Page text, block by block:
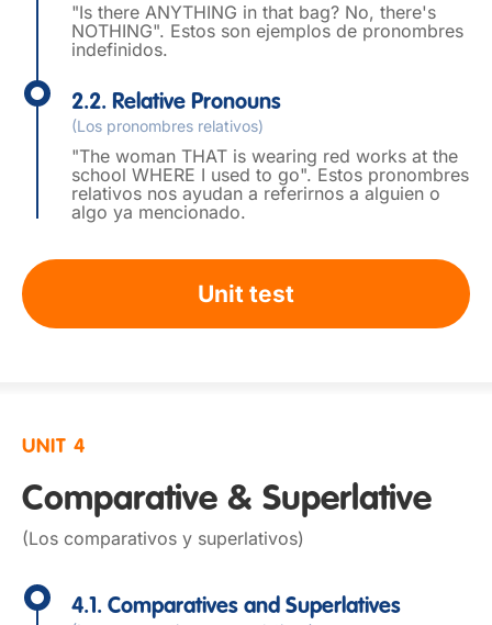
"Is there ANYTHING in that bag? No, there's
NOTHING". Estos son ejemplos de pronombres
indefinidos.
2.2. Relative Pronouns
(Los pronombres relativos)
"The woman THAT is wearing red works at the
school WHERE I used to go". Estos pronombres
relativos nos ayudan a referirnos a alguien o
algo ya mencionado.
Unit test
UNIT 4
Comparative & Superlative
(Los comparativos y superlativos)
4.1. Comparatives and Superlatives